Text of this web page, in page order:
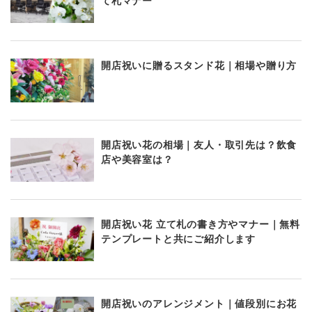
開店祝いに贈るスタンド花｜相場や贈り方
開店祝い花の相場｜友人・取引先は？飲食
店や美容室は？
開店祝い花 立て札の書き方やマナー｜無料
テンプレートと共にご紹介します
開店祝いのアレンジメント｜値段別にお花